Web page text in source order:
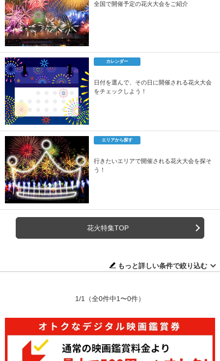
全国で開催予定の花火大会をご紹介
カレンダー
日付を選んで、その日に開催される花火大会
をチェックしよう！
エリアから探す
行きたいエリアで開催される花火大会を探そ
う！
花火特集TOP
もっと詳しい条件で絞り込む
1/1 （全0件中1〜0件）